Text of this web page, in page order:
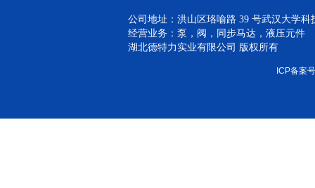
公司地址：洪山区珞喻路 39 号武汉大学科
经营业务：泵，阀，同步马达，液压元件
湖北德特力实业有限公司 版权所有
ICP备案